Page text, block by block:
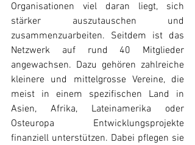
Organisationen viel daran liegt, sich
stärker auszutauschen und
zusammenzuarbeiten. Seitdem ist das
Netzwerk auf rund 40 Mitglieder
angewachsen. Dazu gehören zahlreiche
kleinere und mittelgrosse Vereine, die
meist in einem spezifischen Land in
Asien, Afrika, Lateinamerika oder
Osteuropa Entwicklungsprojekte
finanziell unterstützen. Dabei pflegen sie